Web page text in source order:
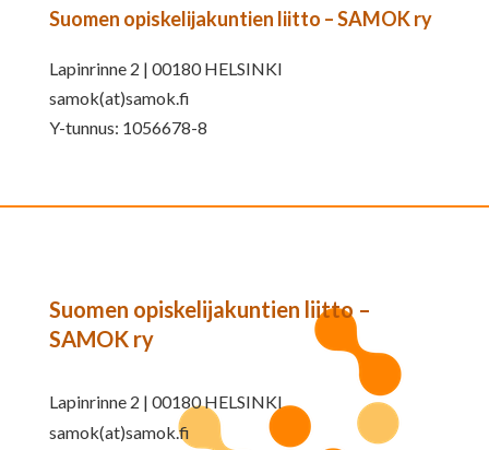
Suomen opiskelijakuntien liitto – SAMOK ry
Lapinrinne 2 | 00180 HELSINKI
samok(at)samok.fi
Y-tunnus: 1056678-8
Suomen opiskelijakuntien liitto –
SAMOK ry
Lapinrinne 2 | 00180 HELSINKI
samok(at)samok.fi